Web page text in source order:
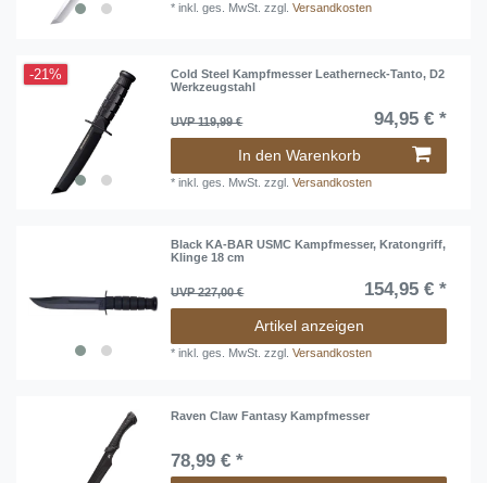
*inkl. ges. MwSt. zzgl.Versandkosten
-21%
Cold Steel Kampfmesser Leatherneck-Tanto, D2
Werkzeugstahl
UVP 119,99 € 94,95 € *
In den Warenkorb
*inkl. ges. MwSt. zzgl.Versandkosten
Black KA-BAR USMC Kampfmesser, Kratongriff,
Klinge 18 cm
UVP 227,00 € 154,95 € *
Artikel anzeigen
*inkl. ges. MwSt. zzgl.Versandkosten
Raven Claw Fantasy Kampfmesser
78,99 € *